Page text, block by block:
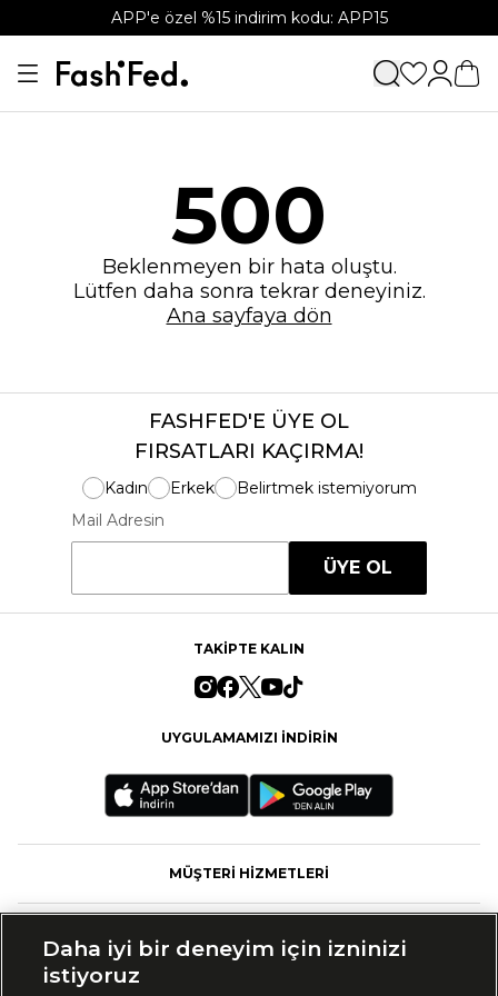
APP'e özel %15 indirim kodu: APP15
500
Beklenmeyen bir hata oluştu.
Lütfen daha sonra tekrar deneyiniz.
Ana sayfaya dön
FASHFED'E ÜYE OL
FIRSATLARI KAÇIRMA!
Kadın Erkek
Belirtmek istemiyorum
Mail Adresin
ÜYE OL
TAKİPTE KALIN
UYGULAMAMIZI İNDİRİN
MÜŞTERİ HİZMETLERİ
Daha iyi bir deneyim için izninizi
istiyoruz